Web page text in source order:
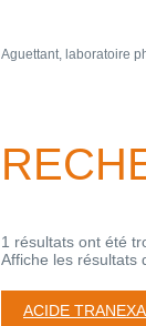
Aguettant, laboratoire
1 résultats ont été
Affiche les résultats
ACIDE